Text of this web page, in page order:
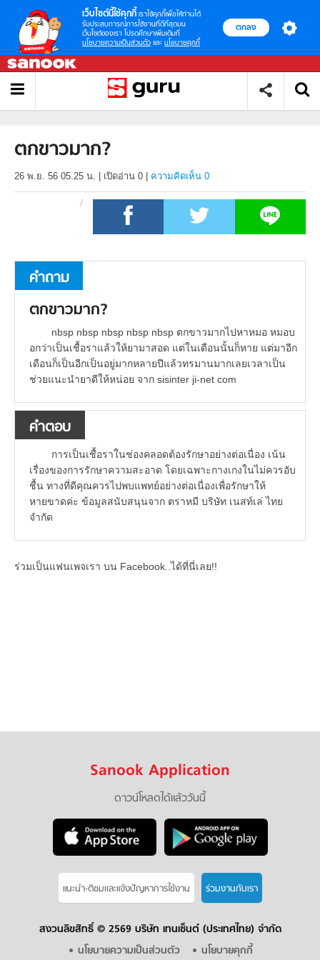
เว็บไซต์นี้ใช้คุกกี้ เราใช้คุกกี้เพื่อให้ท่านได้
รับประสบการณ์การใช้งานที่ดีที่สุดบน
เว็บไซต์ของเรา โปรดศึกษาเพิ่มเติมที่
นโยบายความเป็นส่วนตัว และ นโยบายคุกกี้
ตกลง
ตกขาวมาก?
26 พ.ย. 56 05.25 น. เปิดอ่าน 0 ความคิดเห็น 0
คำถาม
ตกขาวมาก?
nbsp nbsp nbsp nbsp nbsp ตกขาวมากไปหาหมอ หมอบ
อกว่าเป็นเชื้อราแล้วให้ยามาสอด แต่ในเดือนนั้นก็หาย แต่มาอีก
เดือนก็เป็นอีกเป็นอยู่มากหลายปีแล้วทรมานมากเลยเวลาเป็น
ช่วยแนะนำยาดีให้หน่อย จาก sisinter ji-net com
คำตอบ
การเป็นเชื้อราในช่องคลอดต้องรักษาอย่างต่อเนื่อง เน้น
เรื่องของการรักษาความสะอาด โดยเฉพาะกางเกงในไม่ควรอับ
ชื้น ทางที่ดีคุณควรไปพบแพทย์อย่างต่อเนื่องเพื่อรักษาให้
หายขาดค่ะ ข้อมูลสนับสนุนจาก ตราหมี บริษัท เนสท์เล่ ไทย
จำกัด
ร่วมเป็นแฟนเพจเรา บน Facebook..ได้ที่นี่เลย!!
Sanook Application
ดาวน์โหลดได้แล้ววันนี้
แนะนำ-ติชมเเละแจ้งปัญหาการใช้งาน ร่วมงานกับเรา
สงวนลิขสิทธิ์ © 2569 บริษัท เทนเซ็นต์ (ประเทศไทย) จำกัด
นโยบายความเป็นส่วนตัว
นโยบายคุกกี้